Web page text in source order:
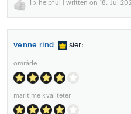
1 x helpful | written on 18. Jul
venne rind sier:
område
maritime kvaliteter